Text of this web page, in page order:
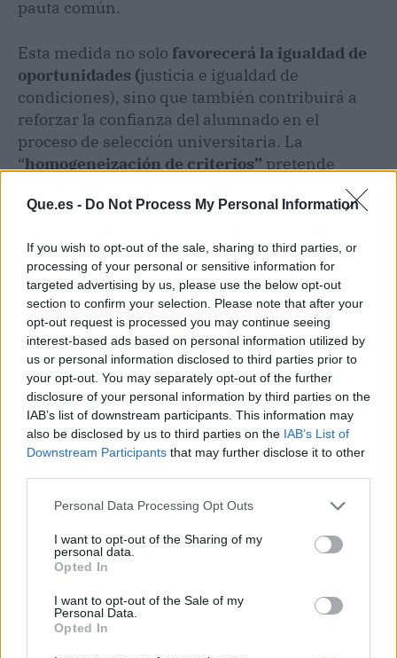
Que.es - Do Not Process My Personal Information
If you wish to opt-out of the sale, sharing to third parties, or
processing of your personal or sensitive information for
targeted advertising by us, please use the below opt-out
section to confirm your selection. Please note that after your
opt-out request is processed you may continue seeing
interest-based ads based on personal information utilized by
us or personal information disclosed to third parties prior to
your opt-out. You may separately opt-out of the further
disclosure of your personal information by third parties on the
IAB’s list of downstream participants. This information may
also be disclosed by us to third parties on the IAB’s List of
Downstream Participants that may further disclose it to other
Personal Data Processing Opt Outs
I want to opt-out of the Sharing of my
personal data.
Opted In
I want to opt-out of the Sale of my
Personal Data.
Opted In
pauta común.
Esta medida no solo favorecerá la igualdad de
oportunidades (justicia e igualdad de
condiciones), sino que también contribuirá a
reforzar la confianza del alumnado en el
proceso de selección universitaria. La
“homogeneización de criterios” pretende
estudiantes de algunas regiones frente a otras